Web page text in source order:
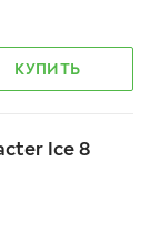
КУПИТЬ
Ice 8